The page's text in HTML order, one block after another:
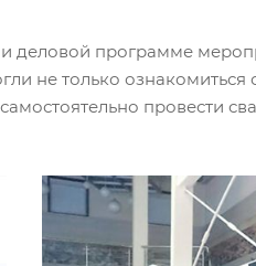
деловой программе
не только
провести